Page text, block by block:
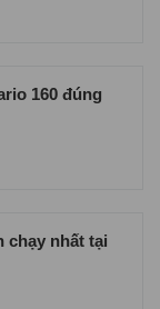
160 đúng
chạy nhất tại